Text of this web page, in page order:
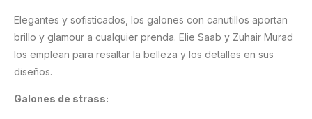
Elegantes y sofisticados, los galones con canutillos aportan
brillo y glamour a cualquier prenda. Elie Saab y Zuhair Murad
los emplean para resaltar la belleza y los detalles en sus
diseños.
Galones de strass: